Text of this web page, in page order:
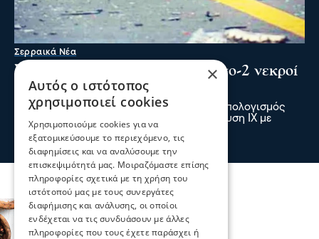
Σερραικά Νέα
Σέρρες: Τραγωδία στην άσφαλτο-2 νεκροί
σε τροχαίο στην Παλαιοκώμη
Δύο νεκροί και ένας τραυματίας είναι ο απολογισμός
τροχαίου δυστυχήματος μετά από σύγκρουση ΙΧ με
φορτηγό το πρωί στην Παλαιοκώμη
πριν 2 λεπτά
×
Αυτός ο ιστότοπος
χρησιμοποιεί cookies
Χρησιμοποιούμε cookies για να
εξατομικεύσουμε το περιεχόμενο, τις
διαφημίσεις και να αναλύσουμε την
επισκεψιμότητά μας. Μοιραζόμαστε επίσης
πληροφορίες σχετικά με τη χρήση του
ιστότοπού μας με τους συνεργάτες
διαφήμισης και ανάλυσης, οι οποίοι
ενδέχεται να τις συνδυάσουν με άλλες
πληροφορίες που τους έχετε παράσχει ή